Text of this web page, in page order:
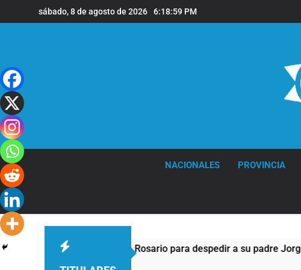
al
sábado, 8 de agosto de 2026 6:19:00 PM
NACIONALES PROVINCIA
Lionel Messi llegará a Rosario para despedir a su padre Jorge Messi